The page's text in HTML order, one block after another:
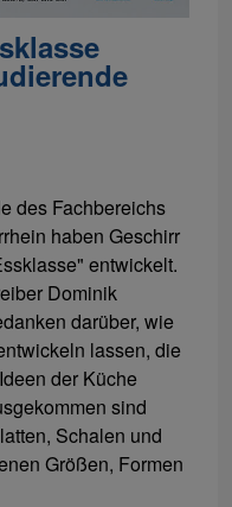
des Fachbereichs
haben Geschirr
entwickelt.
Dominik
darüber, wie
lassen, die
der Küche
sind
Schalen und
Größen, Formen